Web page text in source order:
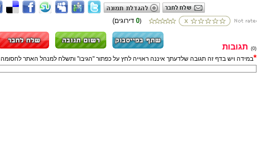
0)
(0)
תגובות
*במידה ויש בדף זה תגובה שלדעתך איננה ראוייה לחץ על כפתור "הגיבו" ותשלח למנהל האתר לחסומה